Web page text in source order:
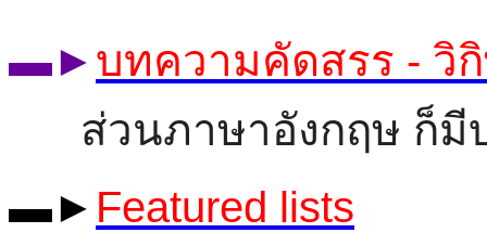
▬►บทความคัดสรร - วิ
ส่วนภาษาอังกฤษ ก็มี
▬► Featured lists